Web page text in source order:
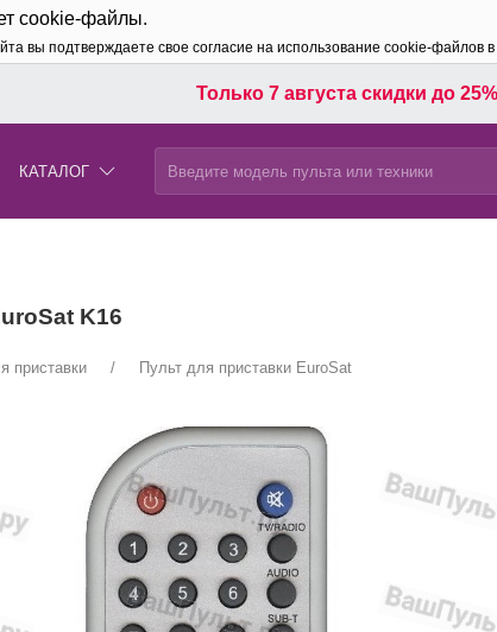
cookie-файлы.
вы подтверждаете свое согласие на использование cookie-файлов
Только 7 августа скидки до
КАТАЛОГ
K16
приставки Пульт для приставки EuroSat